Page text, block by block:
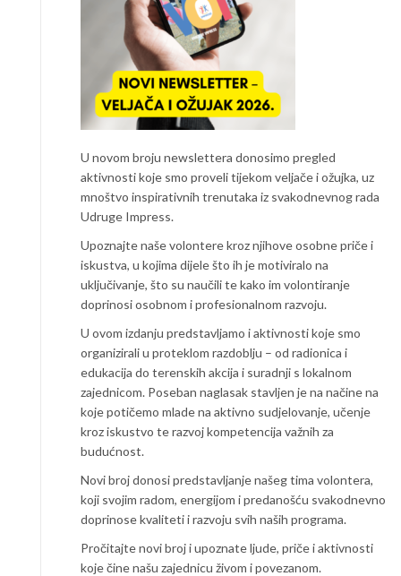
U novom broju newslettera donosimo pregled
aktivnosti koje smo proveli tijekom veljače i ožujka, uz
mnoštvo inspirativnih trenutaka iz svakodnevnog rada
Udruge Impress.
Upoznajte naše volontere kroz njihove osobne priče i
iskustva, u kojima dijele što ih je motiviralo na
uključivanje, što su naučili te kako im volontiranje
doprinosi osobnom i profesionalnom razvoju.
U ovom izdanju predstavljamo i aktivnosti koje smo
organizirali u proteklom razdoblju – od radionica i
edukacija do terenskih akcija i suradnji s lokalnom
zajednicom. Poseban naglasak stavljen je na načine na
koje potičemo mlade na aktivno sudjelovanje, učenje
kroz iskustvo te razvoj kompetencija važnih za
budućnost.
Novi broj donosi predstavljanje našeg tima volontera,
koji svojim radom, energijom i predanošću svakodnevno
doprinose kvaliteti i razvoju svih naših programa.
Pročitajte novi broj i upoznate ljude, priče i aktivnosti
koje čine našu zajednicu živom i povezanom.